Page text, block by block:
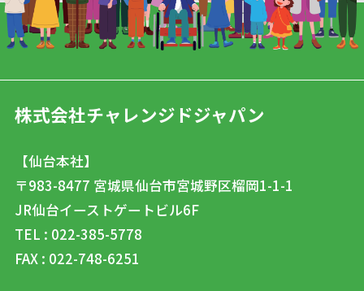
株式会社チャレンジドジャパン
【仙台本社】
〒983-8477 宮城県仙台市宮城野区榴岡1-1-1
JR仙台イーストゲートビル6F
TEL : 022-385-5778
FAX : 022-748-6251